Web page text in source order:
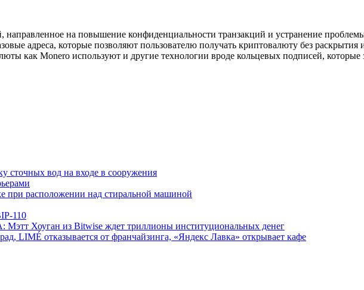
на повышение конфиденциальности транзакций и устранение
адреса, которые позволяют пользователю получать криптовалюту без раскрытия
как Monero используют и другие технологии вроде кольцевых подписей, которые
сточных вод на входе в сооружения
при расположении над стиральной машиной
110
Хоуган из Bitwise ждет триллионы институциональных денег
LIMÉ отказывается от франчайзинга, «Яндекс Лавка» открывает кафе